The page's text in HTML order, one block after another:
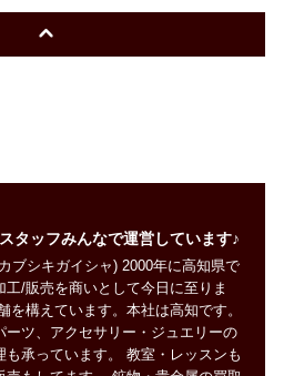
タッフみんなで運営しています♪
ブシキガイシャ) 2000年に高知県で
/販売を商いとして今日に至りま
を構えています。本社は高知です。
ーツ、アクセサリー・ジュエリーの
も承っています。 教室・レッスンも